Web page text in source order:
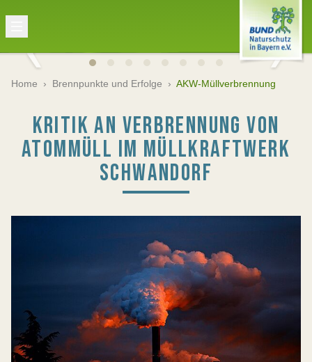
Home › Brennpunkte und Erfolge › AKW-Müllverbrennung
KRITIK AN VERBRENNUNG VON
ATOMMÜLL IM MÜLLKRAFTWERK
SCHWANDORF